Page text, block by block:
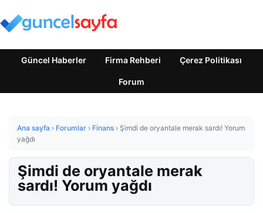
Güncel Haberler Firma Rehberi Çerez Politikası
Forum
Ana sayfa › Forumlar › Finans › Şimdi de oryantale merak sardı! Yorum
yağdı
Şimdi de oryantale merak
sardı! Yorum yağdı